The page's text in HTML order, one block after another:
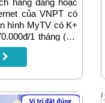
hàng đang hoặc
của VNPT có
hình MyTV có K+
1 tháng (giá
áp dụng cho
dụng Smart TV